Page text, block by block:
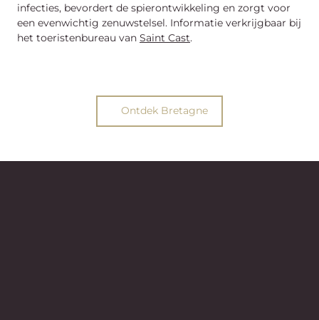
infecties, bevordert de spierontwikkeling en zorgt voor
een evenwichtig zenuwstelsel. Informatie verkrijgbaar bij
het toeristenbureau van Saint Cast.
Ontdek Bretagne